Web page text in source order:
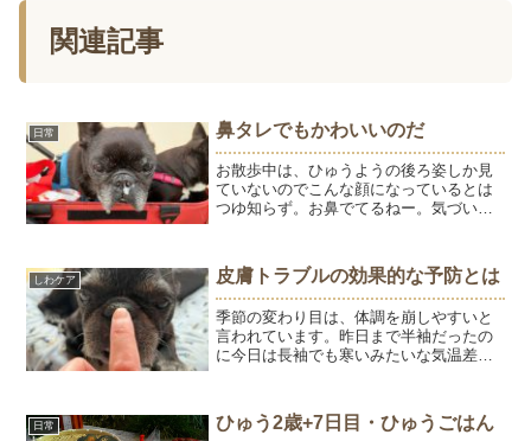
関連記事
日常 鼻タレでもかわいいのだ
お散歩中は、ひゅうようの後ろ姿しか見
ていないのでこんな顔になっているとは
つゆ知らず。お鼻でてるねー。気づいた
ーーーーー！またまた拭いて家に入って
片付けて、顔を見るとまた...
しわケア 皮膚トラブルの効果的な予防とは
季節の変わり目は、体調を崩しやすいと
言われています。昨日まで半袖だったの
に今日は長袖でも寒いみたいな気温差
頃。肌は特に敏感で、ふっと自分の手を
見ると、血管が目だったりしわ...
日常 ひゅう2歳+7日目・ひゅうごはん